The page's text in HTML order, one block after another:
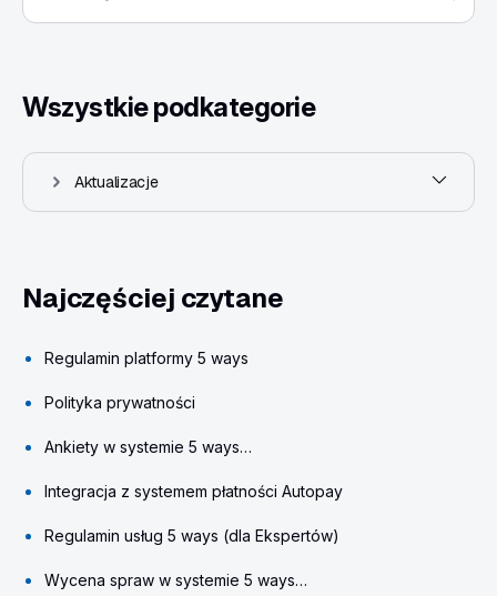
Wszystkie podkategorie
Aktualizacje
Najczęściej czytane
Regulamin platformy 5 ways
Polityka prywatności
Ankiety w systemie 5 ways…
Integracja z systemem płatności Autopay
Regulamin usług 5 ways (dla Ekspertów)
Wycena spraw w systemie 5 ways…